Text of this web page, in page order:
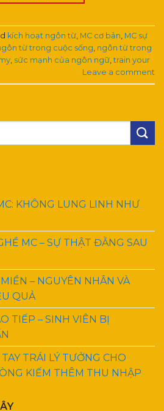
kích hoạt ngôn từ, MC cơ bản, MC sự
từ trong cuộc sống, ngôn từ trong
, sức mạnh của ngôn ngữ,train your
Leave a comment
KHÔNG LUNG LINH NHƯ
MC – SỰ THẬT ĐẰNG SAU
– NGUYÊN NHÂN VÀ
QUẢ
TIẾP – SINH VIÊN BỊ
TRÁI LÝ TƯỞNG CHO
KIẾM THÊM THU NHẬP